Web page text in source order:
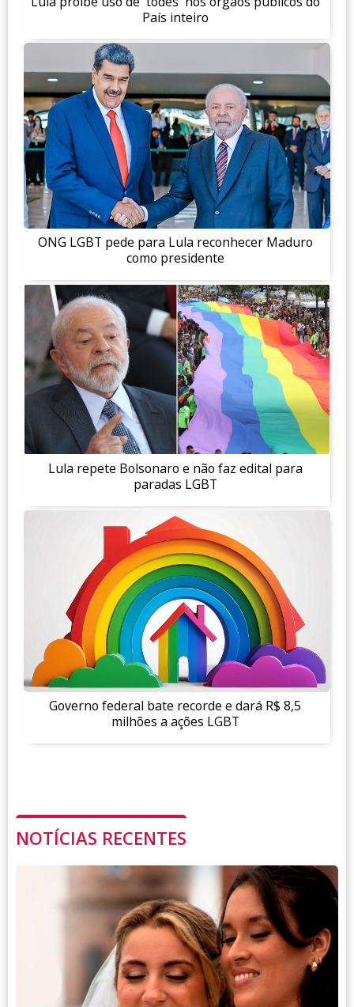
País inteiro
ONG LGBT pede para Lula reconhecer Maduro
como presidente
Lula repete Bolsonaro e não faz edital para
paradas LGBT
Governo federal bate recorde e dará R$ 8,5
milhões a ações LGBT
NOTÍCIAS RECENTES